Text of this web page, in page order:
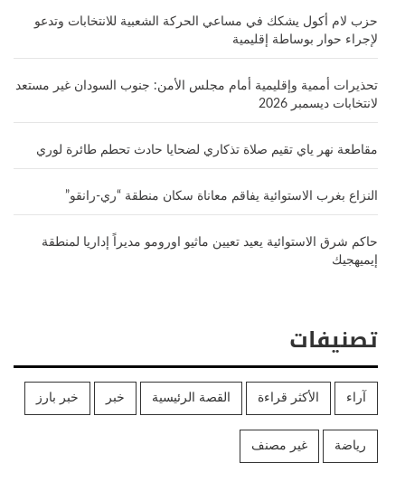
حزب لام أكول يشكك في مساعي الحركة الشعبية للانتخابات وتدعو
لإجراء حوار بوساطة إقليمية
تحذيرات أممية وإقليمية أمام مجلس الأمن: جنوب السودان غير مستعد
لانتخابات ديسمبر 2026
مقاطعة نهر ياي تقيم صلاة تذكاري لضحايا حادث تحطم طائرة لوري
النزاع بغرب الاستوائية يفاقم معاناة سكان منطقة “ري-رانقو”
حاكم شرق الاستوائية يعيد تعيين ماثيو اورومو مديراً إداريا لمنطقة
إيميهجيك
تصنيفات
آراء الأكثر قراءة القصة الرئيسية خبر خبر بارز
رياضة غير مصنف